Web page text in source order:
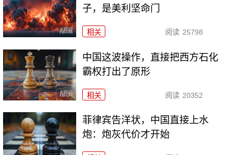
子，是美利坚命门
相关 阅读 25798
中国这波操作，直接把西方石化
霸权打出了原形
相关 阅读 20352
菲律宾告洋状，中国直接上水
炮：炮灰代价才开始